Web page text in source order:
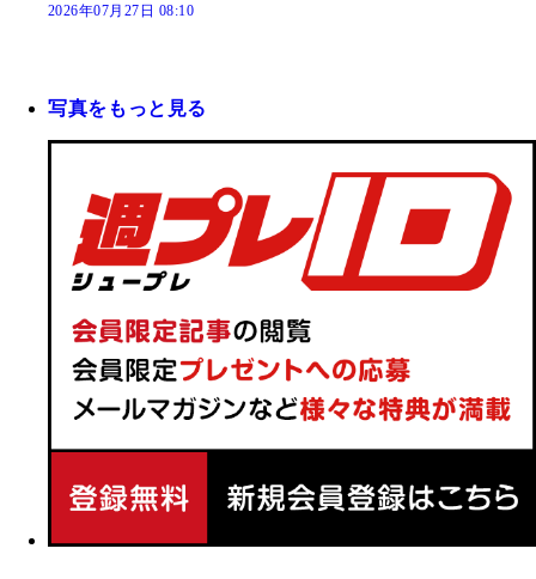
2026年07月27日 08:10
写真をもっと見る